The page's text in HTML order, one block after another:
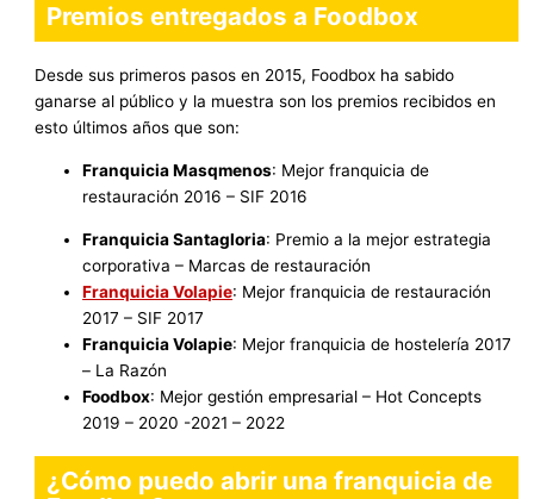
Premios entregados a Foodbox
Desde sus primeros pasos en 2015, Foodbox ha sabido
ganarse al público y la muestra son los premios recibidos en
esto últimos años que son:
Franquicia Masqmenos: Mejor franquicia de
restauración 2016 – SIF 2016
Franquicia Santagloria: Premio a la mejor estrategia
corporativa – Marcas de restauración
Franquicia Volapie: Mejor franquicia de restauración
2017 – SIF 2017
Franquicia Volapie: Mejor franquicia de hostelería 2017
– La Razón
Foodbox: Mejor gestión empresarial – Hot Concepts
2019 – 2020 -2021 – 2022
¿Cómo puedo abrir una franquicia de